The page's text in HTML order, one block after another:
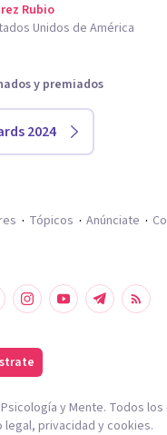
Rubio
Unidos de América
y premiados
2024
Tópicos Anúnciate
Psicología y Mente. Todos
legal, privacidad y cookies.